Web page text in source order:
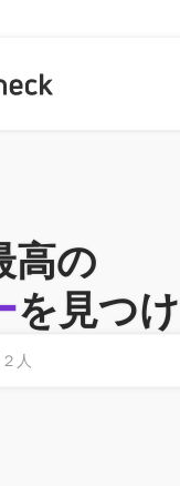
高の
を見つ